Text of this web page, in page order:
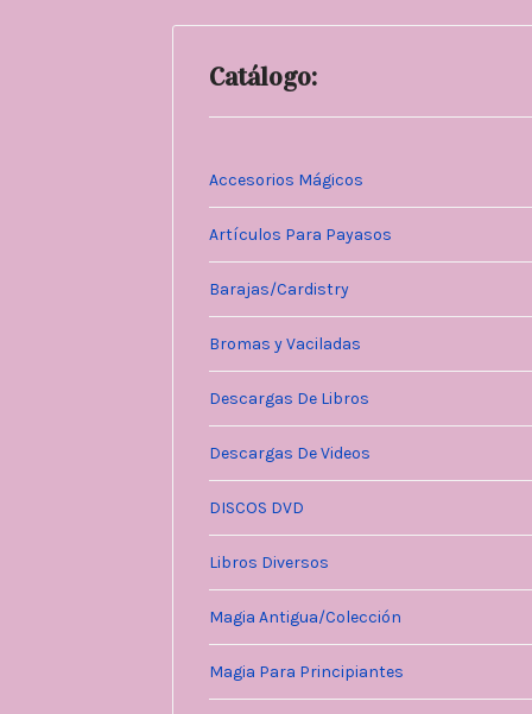
Catálogo:
Accesorios Mágicos
Artículos Para Payasos
Barajas/Cardistry
Bromas y Vaciladas
Descargas De Libros
Descargas De Videos
DISCOS DVD
Libros Diversos
Magia Antigua/Colección
Magia Para Principiantes